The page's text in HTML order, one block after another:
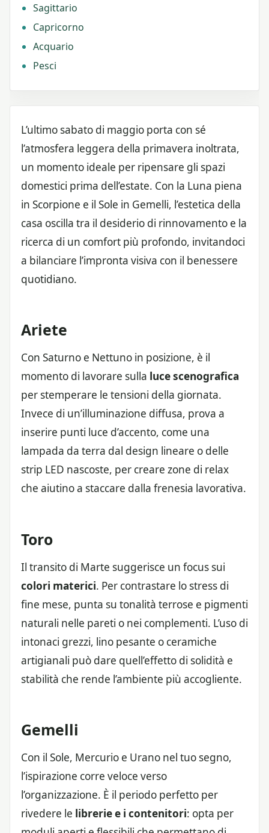
Sagittario
Capricorno
Acquario
Pesci
L’ultimo sabato di maggio porta con sé
l’atmosfera leggera della primavera inoltrata,
un momento ideale per ripensare gli spazi
domestici prima dell’estate. Con la Luna piena
in Scorpione e il Sole in Gemelli, l’estetica della
casa oscilla tra il desiderio di rinnovamento e la
ricerca di un comfort più profondo, invitandoci
a bilanciare l’impronta visiva con il benessere
quotidiano.
Ariete
Con Saturno e Nettuno in posizione, è il
momento di lavorare sulla luce scenografica
per stemperare le tensioni della giornata.
Invece di un’illuminazione diffusa, prova a
inserire punti luce d’accento, come una
lampada da terra dal design lineare o delle
strip LED nascoste, per creare zone di relax
che aiutino a staccare dalla frenesia lavorativa.
Toro
Il transito di Marte suggerisce un focus sui
colori materici. Per contrastare lo stress di
fine mese, punta su tonalità terrose e pigmenti
naturali nelle pareti o nei complementi. L’uso di
intonaci grezzi, lino pesante o ceramiche
artigianali può dare quell’effetto di solidità e
stabilità che rende l’ambiente più accogliente.
Gemelli
Con il Sole, Mercurio e Urano nel tuo segno,
l’ispirazione corre veloce verso
l’organizzazione. È il periodo perfetto per
rivedere le librerie e i contenitori: opta per